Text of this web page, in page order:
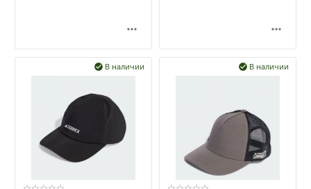
 
В наличии
 В наличии
